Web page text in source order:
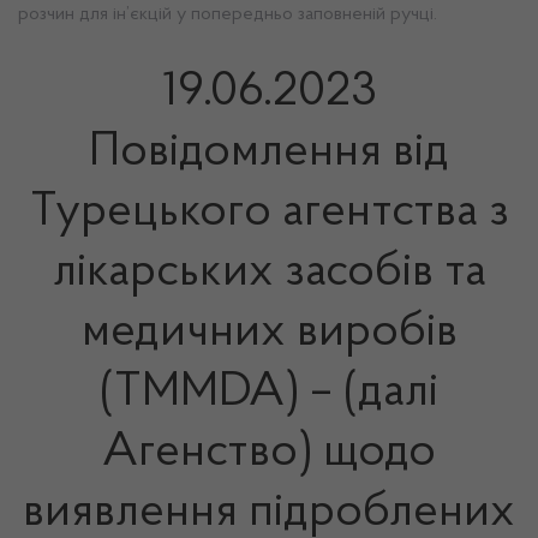
розчин для ін’єкцій у попередньо заповненій ручці.
19.06.2023
Повідомлення від
Турецького агентства з
лікарських засобів та
медичних виробів
(TMMDA) – (далі
Агенство) щодо
виявлення підроблених